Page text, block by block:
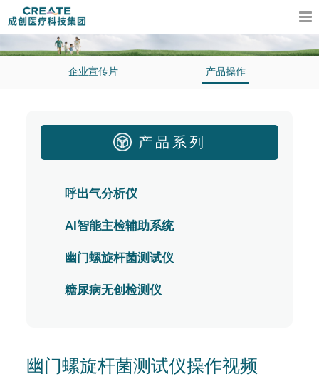
企业宣传片 产品操作
产品系列
呼出气分析仪
AI智能主检辅助系统
幽门螺旋杆菌测试仪
糖尿病无创检测仪
幽门螺旋杆菌测试仪操作视频